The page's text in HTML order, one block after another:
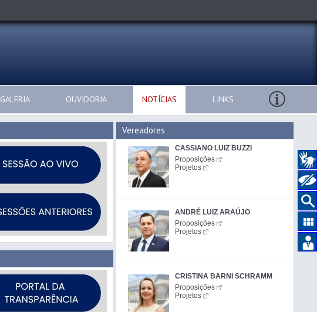
GALERIA OUVIDORIA NOTÍCIAS LINKS
Vereadores
CASSIANO LUIZ BUZZI
Proposições
Projetos
ANDRÉ LUIZ ARAÚJO
Proposições
Projetos
CRISTINA BARNI SCHRAMM
Proposições
Projetos